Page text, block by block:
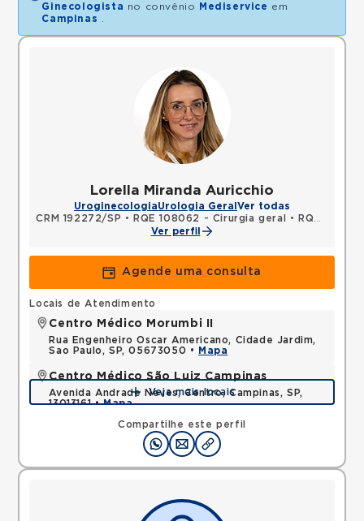
Ginecologista no convênio Mediservice em
Campinas
Lorella Miranda Auricchio
UroginecologiaUrologia Geral Ver todas
CRM 192272/SP • RQE 108062 - Cirurgia geral •
RQE 115305 - Urologia
Ver perfil
Agende uma consulta
Compartilhe este perfil
Locais de Atendimento
Centro Médico Morumbi II
Rua Engenheiro Oscar Americano, Cidade Jardim,
Sao Paulo, SP, 05673050 •
Mapa
Centro Médico São Luiz Campinas
Avenida Andrade Neves, Centro, Campinas, SP,
13013161 •Mapa
Veja mais locais